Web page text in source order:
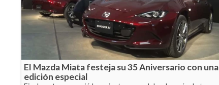
El Mazda Miata festeja su 35 Aniversario con una
edición especial